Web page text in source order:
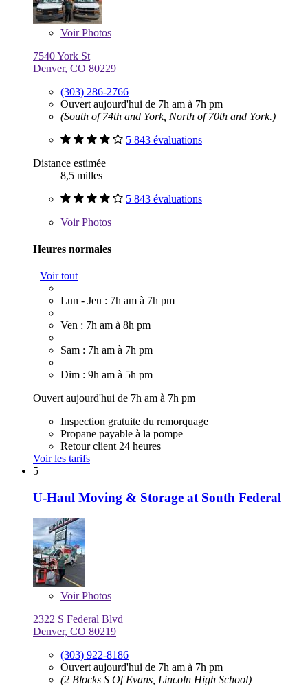
VoirPhotos
7540 York St
Denver, CO 80229
(303) 286-2766
Ouvert aujourd'hui de 7h am à 7h pm
(South of 74th and York, North of 70th and York.)
5 843 évaluations
Distance estimée
8,5 milles
5 843 évaluations
VoirPhotos
Heures normales
Voir tout
Lun - Jeu : 7h am à 7h pm
Ven : 7h am à 8h pm
Sam : 7h am à 7h pm
Dim : 9h am à 5h pm
Ouvert aujourd'hui de 7h am à 7h pm
Inspection gratuite du remorquage
Propane payable à la pompe
Retour client 24 heures
Voir les tarifs
5
U-Haul Moving & Storage at South Federal
VoirPhotos
2322 S Federal Blvd
Denver, CO 80219
(303) 922-8186
Ouvert aujourd'hui de 7h am à 7h pm
(2 Blocks S Of Evans, Lincoln High School)